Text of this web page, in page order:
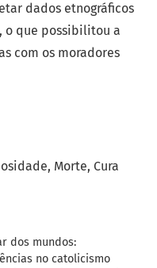
Morte Cura
dos mundos:
no catolicismo
dados etnográficos
o que possibilitou a
com os moradores